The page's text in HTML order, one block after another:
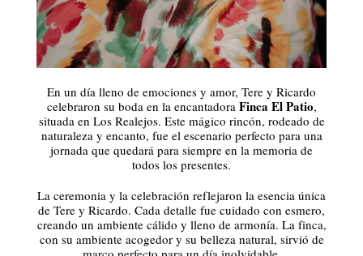
En un día lleno de emociones y amor, Tere y Ricardo
celebraron su boda en la encantadora Finca El Patio,
situada en Los Realejos. Este mágico rincón, rodeado de
naturaleza y encanto, fue el escenario perfecto para una
jornada que quedará para siempre en la memoria de
todos los presentes.
La ceremonia y la celebración reflejaron la esencia única
de Tere y Ricardo. Cada detalle fue cuidado con esmero,
creando un ambiente cálido y lleno de armonía. La finca,
con su ambiente acogedor y su belleza natural, sirvió de